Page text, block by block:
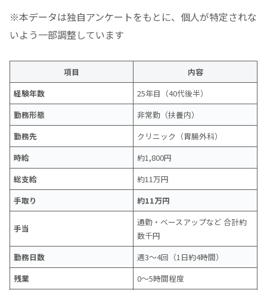
※本データは独自アンケートをもとに、個人が特定されな
いよう一部調整しています
項目
内容
経験年数
25年目（40代後半）
勤務形態
非常勤（扶養内）
勤務先
クリニック（胃腸外科）
時給
約1,800円
総支給
約11万円
手取り
約11万円
手当
通勤・ベースアップなど 合計約
数千円
勤務日数
週3〜4回（1日約4時間）
残業
0〜5時間程度